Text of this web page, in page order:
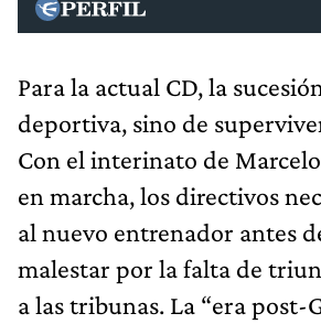
Para la actual CD, la
deportiva, sino de
Con el interinato de
en marcha, los directivos
al nuevo entrenador antes
malestar por la falta de
a las tribunas. La “era post-